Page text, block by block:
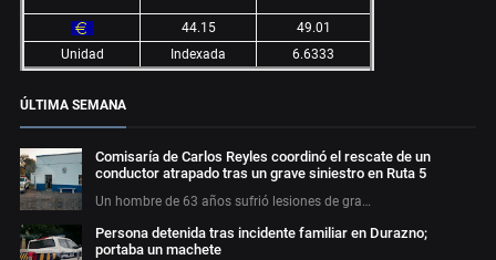
44.15
49.01
Unidad
Indexada 6.6333
ÚLTIMA SEMANA
Comisaría de Carlos Reyles coordinó el rescate de un
conductor atrapado tras un grave siniestro en Ruta 5
Un hombre de 63 años sufrió lesiones de gra…
Persona detenida tras incidente familiar en Durazno;
portaba un machete